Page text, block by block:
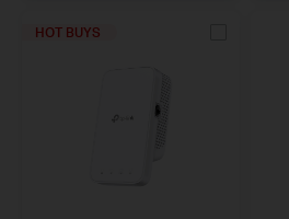
HOT BUYS